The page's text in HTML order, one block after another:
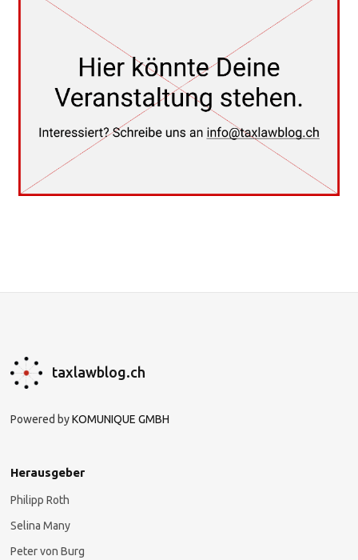
taxlawblog.ch
Powered byKOMUNIQUE GMBH
Herausgeber
Philipp Roth
Selina Many
Peter von Burg